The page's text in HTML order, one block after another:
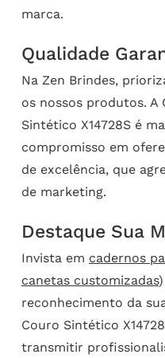
marca.
Qualidade
Na Zen Brindes,
os nossos produtos. A
Sintético X14728S é
compromisso em
de excelência, que
de marketing.
Destaque Sua
Invista em cadernos
canetas customizadas
reconhecimento da
Couro Sintético
transmitir